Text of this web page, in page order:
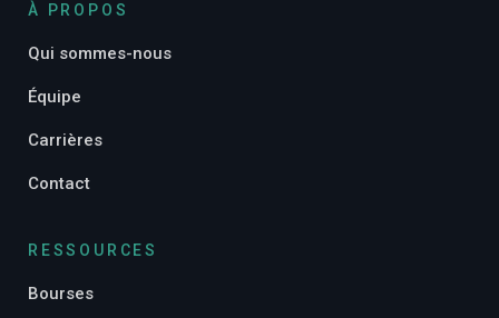
À PROPOS
Qui sommes-nous
Équipe
Carrières
Contact
RESSOURCES
Bourses